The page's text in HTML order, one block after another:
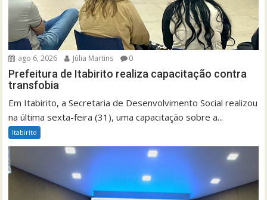
ago 6, 2026 Júlia Martins 0
Prefeitura de Itabirito realiza capacitação contra
transfobia
Em Itabirito, a Secretaria de Desenvolvimento Social realizou
na última sexta-feira (31), uma capacitação sobre a...
Itabirito